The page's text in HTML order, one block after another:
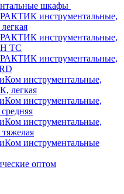
шкафы
инструментальные,
инструментальные,
TC
инструментальные,
инструментальные,
легкая
инструментальные,
инструментальные,
инструментальные
оптом